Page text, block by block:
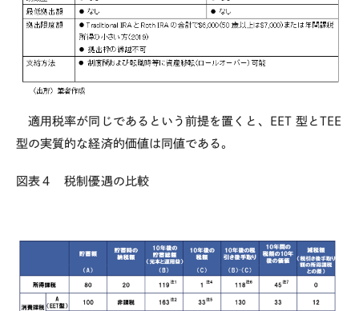
適用税率が同じであるという前提を置くと、 EET 型とTEE
型の実質的な経済的価値は同値である。
図表４ 税制優遇の比較